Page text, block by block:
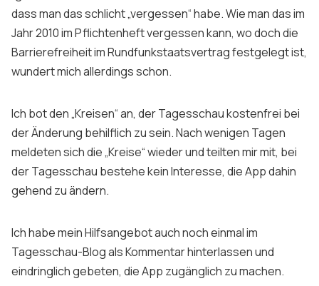
dass man das schlicht „vergessen“ habe. Wie man das im
Jahr 2010 im Pflichtenheft vergessen kann, wo doch die
Barrierefreiheit im Rundfunkstaatsvertrag festgelegt ist,
wundert mich allerdings schon.
Ich bot den „Kreisen“ an, der Tagesschau kostenfrei bei
der Änderung behilflich zu sein. Nach wenigen Tagen
meldeten sich die „Kreise“ wieder und teilten mir mit, bei
der Tagesschau bestehe kein Interesse, die App dahin
gehend zu ändern.
Ich habe mein Hilfsangebot auch noch einmal im
Tagesschau-Blog als Kommentar hinterlassen und
eindringlich gebeten, die App zugänglich zu machen.